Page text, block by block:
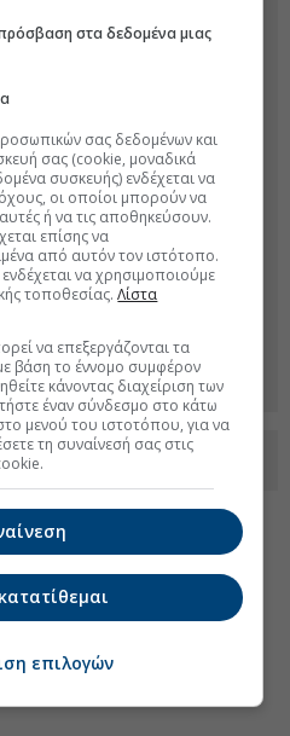
στο Discover
στα δεδομένα μιας
σας δεδομένων και
σας (cookie, μοναδικά
συσκευής) ενδέχεται να
οι οποίοι μπορούν να
ή να τις αποθηκεύσουν.
επίσης να
από αυτόν τον ιστότοπο.
ενδέχεται να χρησιμοποιούμε
τοποθεσίας.Λίστα
να επεξεργάζονται τα
βάση το έννομο συμφέρον
κάνοντας διαχείριση των
έναν σύνδεσμο στο κάτω
μενού του ιστοτόπου, για να
τη συναίνεσή σας στις
επιλογών